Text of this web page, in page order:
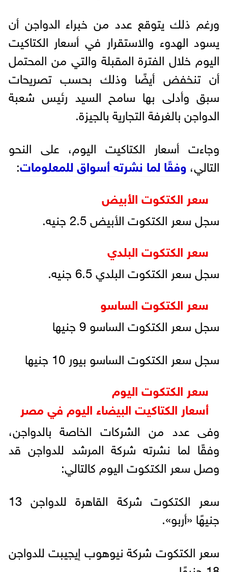
ورغم ذلك يتوقع عدد من خبراء الدواجن أن
يسود الهدوء والاستقرار في أسعار الكتاكيت
اليوم خلال الفترة المقبلة والتي من المحتمل
أن تنخفض أيضًا وذلك بحسب تصريحات
سبق وأدلى بها سامح السيد رئيس شعبة
الدواجن بالغرفة التجارية بالجيزة.
وجاءت أسعار الكتاكيت اليوم، على النحو
التالي،وفقًا لما نشرته أسواق للمعلومات:
سعر الكتكوت الأبيض
سجل سعر الكتكوت الأبيض 2.5 جنيه.
سعر الكتكوت البلدي
سجل سعر الكتكوت البلدي 6.5 جنيه.
سعر الكتكوت الساسو
سجل سعر الكتكوت الساسو 9 جنيها
سجل سعر الكتكوت الساسو بيور 10 جنيها
سعر الكتكوت اليوم
أسعار الكتاكیت البیضاء الیوم في مصر
وفى عدد من الشركات الخاصة بالدواجن،
وفقًا لما نشرته شركة المرشد للدواجن قد
وصل سعر الكتكوت اليوم كالتالي:
سعر الكتكوت شركة القاهرة للدواجن 13
جنيهًا «أربو».
سعر الكتكوت شركة نيوهوب إيجيبت للدواجن